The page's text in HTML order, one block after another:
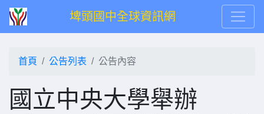
埤頭國中全球資訊網
首頁 公告列表 公告內容
國立中央大學舉辦